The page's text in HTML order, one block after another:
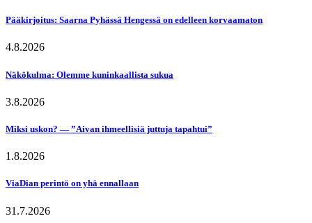
Pääkirjoitus: Saarna Pyhässä Hengessä on edelleen korvaamaton
4.8.2026
Näkökulma: Olemme kuninkaallista sukua
3.8.2026
Miksi uskon? — ”Aivan ihmeellisiä juttuja tapahtui”
1.8.2026
ViaDian perintö on yhä ennallaan
31.7.2026